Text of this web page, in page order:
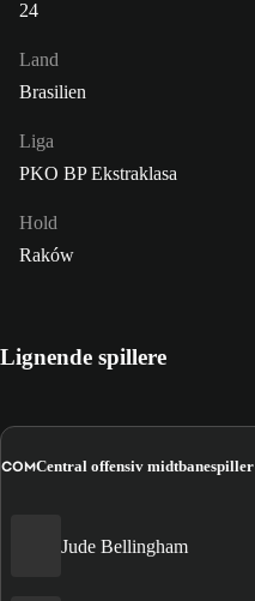
24
Land
Brasilien
Liga
PKO BP Ekstraklasa
Hold
Raków
Lignende spillere
COMCentral offensiv midtbanespiller
Jude Bellingham